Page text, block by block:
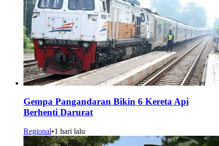
Gempa Pangandaran Bikin 6 Kereta Api
Berhenti Darurat
Regional•1 hari lalu